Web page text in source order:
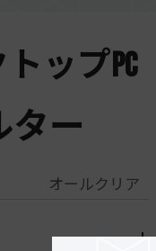
ップPC
ター
オールクリア